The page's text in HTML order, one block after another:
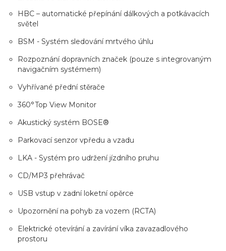
HBC – automatické přepínání dálkových a potkávacích
světel
BSM - Systém sledování mrtvého úhlu
Rozpoznání dopravních značek (pouze s integrovaným
navigačním systémem)
Vyhřívané přední stěrače
360°Top View Monitor
Akustický systém BOSE®
Parkovací senzor vpředu a vzadu
LKA - Systém pro udržení jízdního pruhu
CD/MP3 přehrávač
USB vstup v zadní loketní opěrce
Upozornění na pohyb za vozem (RCTA)
Elektrické otevírání a zavírání víka zavazadlového
prostoru